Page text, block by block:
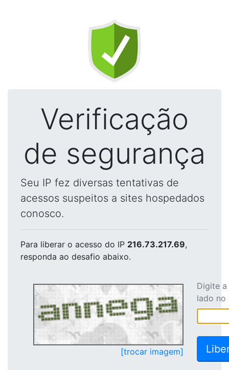
Verificação
de segurança
Seu IP fez diversas tentativas de
acessos suspeitos a sites hospedados
conosco.
Para liberar o acesso do IP 216.73.217.69,
responda ao desafio abaixo.
[trocar imagem]
Digite
lado no